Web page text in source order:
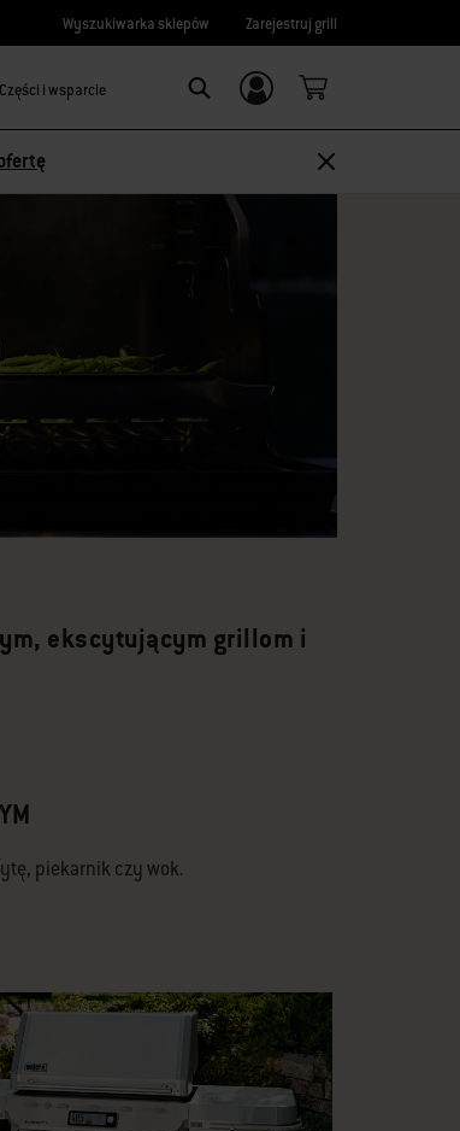
Wyszukiwarka sklepów Zarejestruj grill
Części i wsparcie
Logowanie/
rejestracja
ekscytującym grillom i
piekarnik czy wok.